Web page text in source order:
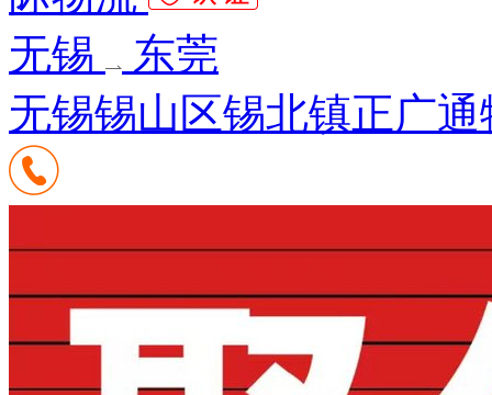
无锡
东莞
无锡锡山区锡北镇正广